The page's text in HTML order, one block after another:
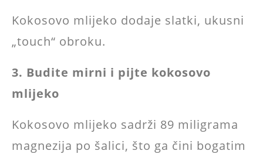
Kokosovo mlijeko dodaje slatki, ukusni
„touch“ obroku.
3. Budite mirni i pijte kokosovo
mlijeko
Kokosovo mlijeko sadrži 89 miligrama
magnezija po šalici, što ga čini bogatim